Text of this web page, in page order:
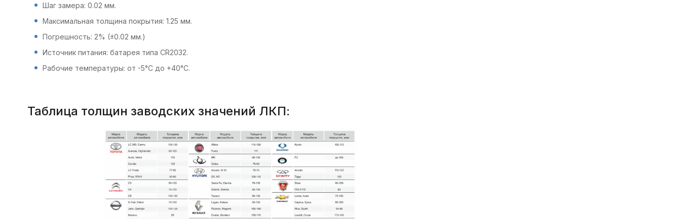
Шаг замера: 0.02 мм.
Максимальная толщина покрытия: 1.25 мм.
Погрешность: 2% (±0.02 мм.)
Источник питания: батарея типа CR2032.
Рабочие температуры: от -5°C до +40°C.
Таблица толщин заводских значений ЛКП: